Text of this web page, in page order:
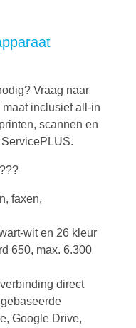
Vraag naar
inclusief all-in
scannen en
faxen,
wit en 26 kleur
650, max. 6.300
direct
Google Drive,